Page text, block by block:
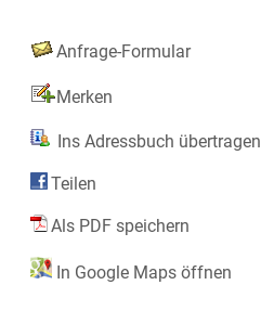
Anfrage-Formular
Merken
Ins Adressbuch übertragen
Teilen
Als PDF speichern
In Google Maps öffnen